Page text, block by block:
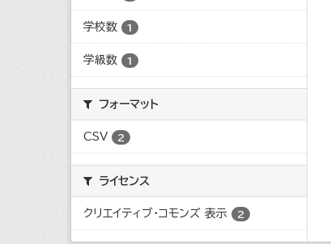
学校数 1
学級数 1
フォーマット
CSV 2
ライセンス
クリエイティブ・コモンズ 表示 2